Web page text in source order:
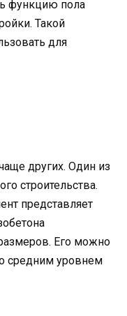
функцию пола
Такой
для
других. Один из
строительства.
представляет
Его можно
средним уровнем